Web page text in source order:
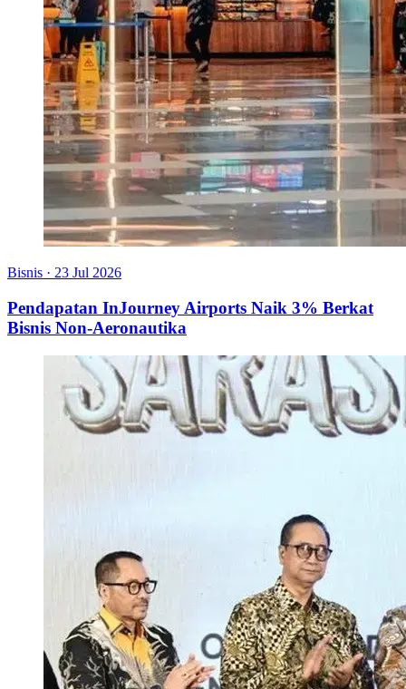
Bisnis · 23 Jul 2026
Pendapatan InJourney Airports Naik 3% Berkat
Bisnis Non-Aeronautika